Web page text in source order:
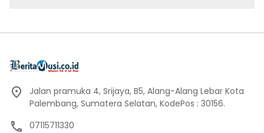
Jalan pramuka 4, Srijaya, B5, Alang-Alang Lebar Kota
Palembang, Sumatera Selatan, KodePos : 30156.
07115711330